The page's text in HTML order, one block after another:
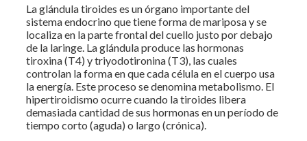
La glándula tiroides es un órgano importante del
sistema endocrino que tiene forma de mariposa y se
localiza en la parte frontal del cuello justo por debajo
de la laringe. La glándula produce las hormonas
tiroxina (T4) y triyodotironina (T3), las cuales
controlan la forma en que cada célula en el cuerpo usa
la energía. Este proceso se denomina metabolismo. El
hipertiroidismo ocurre cuando la tiroides libera
demasiada cantidad de sus hormonas en un período de
tiempo corto (aguda) o largo (crónica).